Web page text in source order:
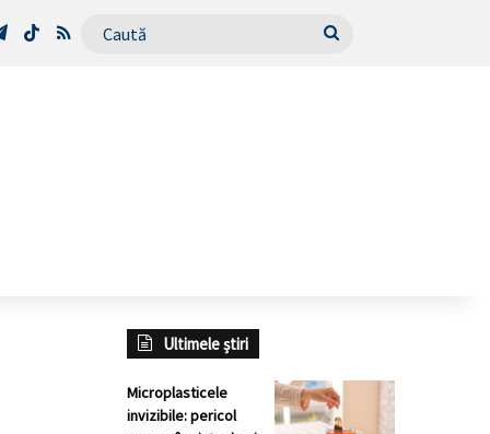
Telegram
TikTokRSS Caută
Ultimele știri
Microplasticele
invizibile: pericol